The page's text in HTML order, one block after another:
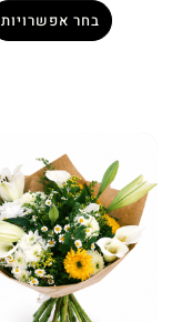
בחר אפשרויות